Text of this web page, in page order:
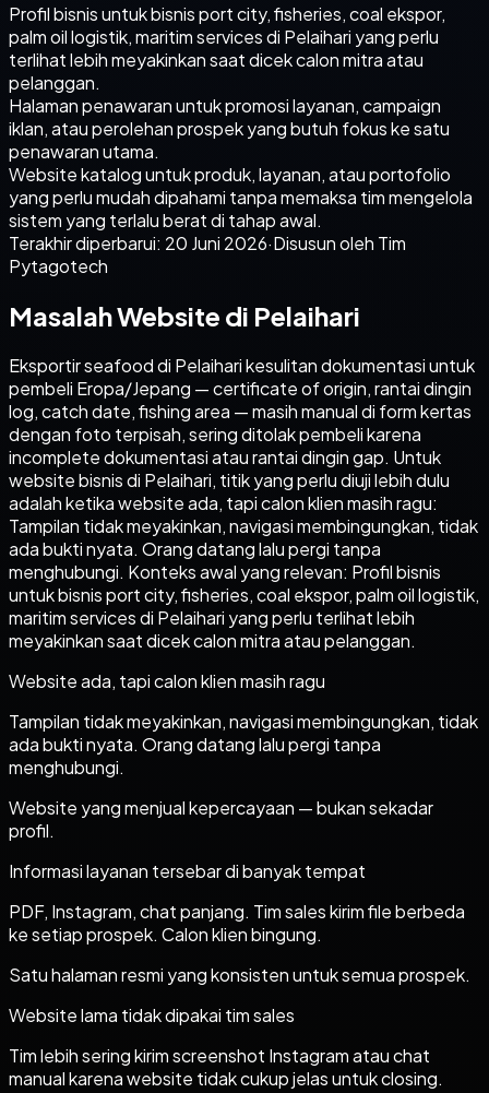
Profil bisnis untuk bisnis port city, fisheries, coal ekspor,
palm oil logistik, maritim services di Pelaihari yang perlu
terlihat lebih meyakinkan saat dicek calon mitra atau
pelanggan.
Halaman penawaran untuk promosi layanan, campaign
iklan, atau perolehan prospek yang butuh fokus ke satu
penawaran utama.
Website katalog untuk produk, layanan, atau portofolio
yang perlu mudah dipahami tanpa memaksa tim mengelola
sistem yang terlalu berat di tahap awal.
Terakhir diperbarui: 20 Juni 2026·Disusun oleh Tim
Pytagotech
Masalah Website di Pelaihari
Eksportir seafood di Pelaihari kesulitan dokumentasi untuk
pembeli Eropa/Jepang — certificate of origin, rantai dingin
log, catch date, fishing area — masih manual di form kertas
dengan foto terpisah, sering ditolak pembeli karena
incomplete dokumentasi atau rantai dingin gap. Untuk
website bisnis di Pelaihari, titik yang perlu diuji lebih dulu
adalah ketika website ada, tapi calon klien masih ragu:
Tampilan tidak meyakinkan, navigasi membingungkan, tidak
ada bukti nyata. Orang datang lalu pergi tanpa
menghubungi. Konteks awal yang relevan: Profil bisnis
untuk bisnis port city, fisheries, coal ekspor, palm oil logistik,
maritim services di Pelaihari yang perlu terlihat lebih
meyakinkan saat dicek calon mitra atau pelanggan.
Website ada, tapi calon klien masih ragu
Tampilan tidak meyakinkan, navigasi membingungkan, tidak
ada bukti nyata. Orang datang lalu pergi tanpa
menghubungi.
Website yang menjual kepercayaan — bukan sekadar
profil.
Informasi layanan tersebar di banyak tempat
PDF, Instagram, chat panjang. Tim sales kirim file berbeda
ke setiap prospek. Calon klien bingung.
Satu halaman resmi yang konsisten untuk semua prospek.
Website lama tidak dipakai tim sales
Tim lebih sering kirim screenshot Instagram atau chat
manual karena website tidak cukup jelas untuk closing.